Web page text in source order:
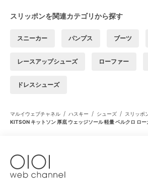
スリッポンを関連カテゴリから探す
スニーカー パンプス ブーツ
レースアップシューズ ローファー
ドレスシューズ
マルイウェブチャネル / ハスキー / シューズ / スリッポ
KITSON キットソン 厚底 ウェッジソール 軽量 ベルクロ ロ